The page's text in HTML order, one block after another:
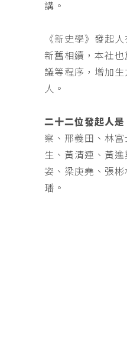
講。
《新史學》發起
新舊相續，本社
議等程序，增加
人。
二十二位發起人是
察、邢義田、林
生、黃清連、黃
姿、梁庚堯、張
璠。